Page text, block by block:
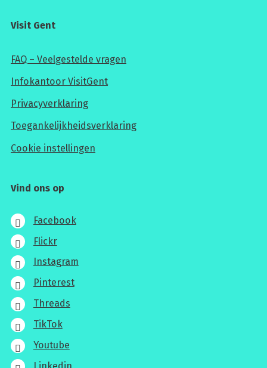
Visit Gent
FAQ – Veelgestelde vragen
Infokantoor VisitGent
Privacyverklaring
Toegankelijkheidsverklaring
Cookie instellingen
Vind ons op
Facebook
Flickr
Instagram
Pinterest
Threads
TikTok
Youtube